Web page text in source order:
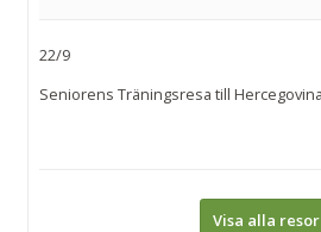
22/9
Seniorens Träningsresa till
Visa alla resor